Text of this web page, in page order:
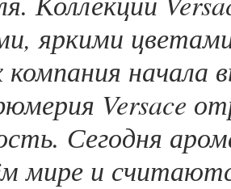
яркими
компания
Versace
Сегодня
мире и